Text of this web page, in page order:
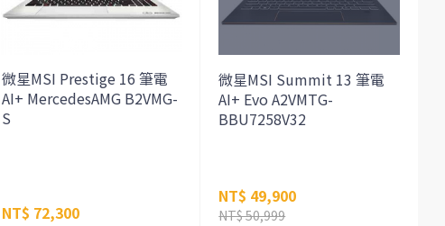
微星MSI Prestige 16 筆電
AI+ MercedesAMG B2VMG-
S
NT$ 72,300
微星MSI Summit 13 筆電
AI+ Evo A2VMTG-
BBU7258V32
NT$ 49,900
NT$ 50,999